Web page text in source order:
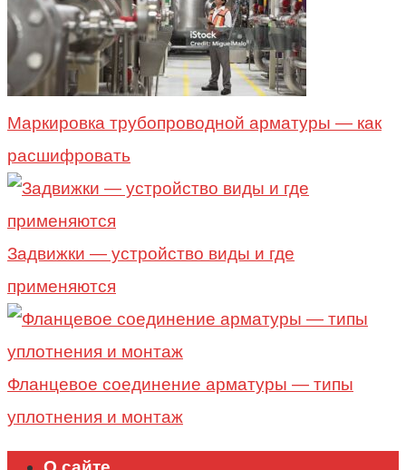
Маркировка трубопроводной арматуры — как
расшифровать
Задвижки — устройство виды и где
применяются
Фланцевое соединение арматуры — типы
уплотнения и монтаж